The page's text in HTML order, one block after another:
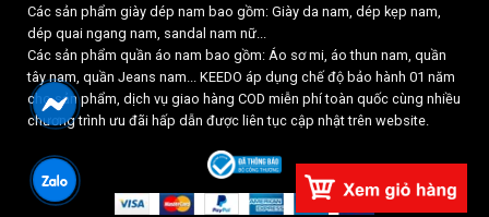
Các sản phẩm giày dép nam bao gồm: Giày da nam, dép kẹp nam,
dép quai ngang nam, sandal nam nữ...
Các sản phẩm quần áo nam bao gồm: Áo sơ mi, áo thun nam, quần
tây nam, quần Jeans nam... KEEDO áp dụng chế độ bảo hành 01 năm
cho sản phẩm, dịch vụ giao hàng COD miễn phí toàn quốc cùng nhiều
chương trình ưu đãi hấp dẫn được liên tục cập nhật trên website.